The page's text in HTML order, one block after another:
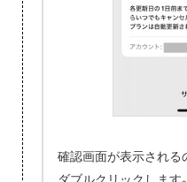
確認画面が表示される
ダブルクリックします。